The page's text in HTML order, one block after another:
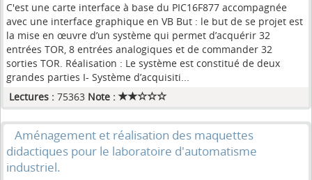
C'est une carte interface à base du PIC16F877 accompagnée
avec une interface graphique en VB But : le but de se projet est
la mise en œuvre d’un système qui permet d’acquérir 32
entrées TOR, 8 entrées analogiques et de commander 32
sorties TOR. Réalisation : Le système est constitué de deux
grandes parties I- Système d’acquisiti...
Lectures : 75363 Note :
Aménagement et réalisation des maquettes
didactiques pour le laboratoire d'automatisme
industriel.